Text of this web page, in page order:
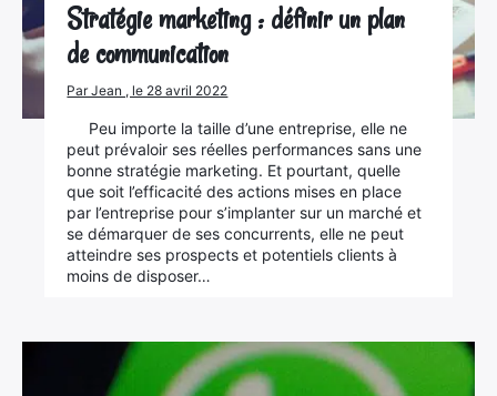
Stratégie marketing : définir un plan
de communication
Par Jean , le 28 avril 2022
Peu importe la taille d’une entreprise, elle ne
peut prévaloir ses réelles performances sans une
bonne stratégie marketing. Et pourtant, quelle
que soit l’efficacité des actions mises en place
par l’entreprise pour s’implanter sur un marché et
se démarquer de ses concurrents, elle ne peut
atteindre ses prospects et potentiels clients à
moins de disposer…